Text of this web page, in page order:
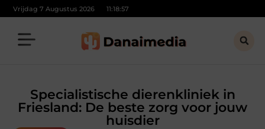
Vrijdag 7 Augustus 2026 11:18:58
Specialistische dierenkliniek in
Friesland: De beste zorg voor jouw
huisdier